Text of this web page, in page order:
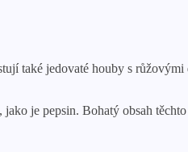
také jedovaté houby s
je pepsin. Bohatý obsah